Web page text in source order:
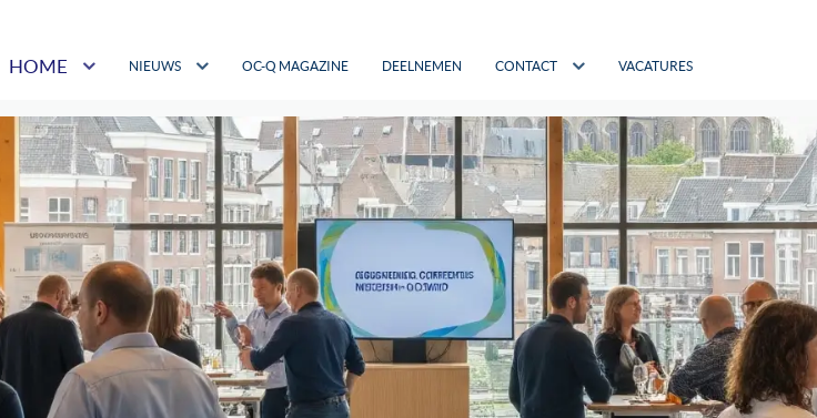
HOME NIEUWS OC-Q MAGAZINE DEELNEMEN CONTACT VACATURES